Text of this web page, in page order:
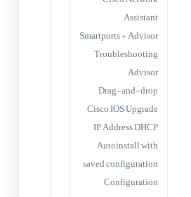
Assistant
Smartports + Advisor
Troubleshooting
Advisor
Drag-and-drop
Cisco IOS Upgrade
IP Address DHCP
Autoinstall with
saved configuration
Configuration